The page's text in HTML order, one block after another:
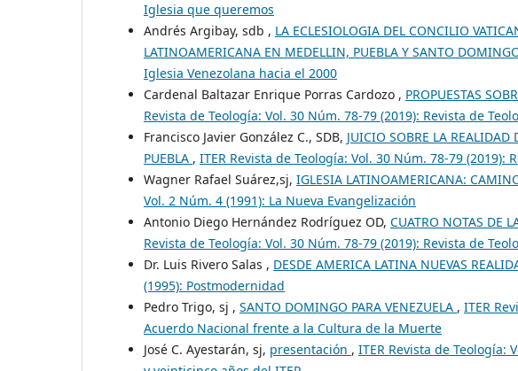
Iglesia que queremos
Andrés Argibay, sdb , LA ECLESIOLOGIA DEL CONCILIO
LATINOAMERICANA EN MEDELLIN, PUEBLA Y SANTO
Iglesia Venezolana hacia el 2000
Cardenal Baltazar Enrique Porras Cardozo , PROPUESTAS
Revista de Teología: Vol. 30 Núm. 78-79 (2019): Revista de
Francisco Javier González C., SDB, JUICIO SOBRE LA
PUEBLA , ITER Revista de Teología: Vol. 30 Núm. 78-79 (2019):
Wagner Rafael Suárez,sj, IGLESIA LATINOAMERICANA:
Vol. 2 Núm. 4 (1991): La Nueva Evangelización
Antonio Diego Hernández Rodríguez OD, CUATRO NOTAS DE
Revista de Teología: Vol. 30 Núm. 78-79 (2019): Revista de
Dr. Luis Rivero Salas , DESDE AMERICA LATINA NUEVAS
(1995): Postmodernidad
Pedro Trigo, sj , SANTO DOMINGO PARA VENEZUELA , ITER
Acuerdo Nacional frente a la Cultura de la Muerte
José C. Ayestarán, sj, presentación , ITER Revista de Teología: